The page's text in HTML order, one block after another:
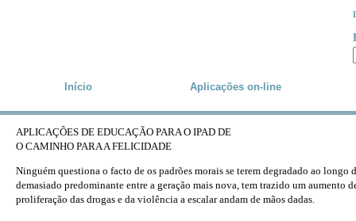
Início Aplicações on-line
APLICAÇÕES DE EDUCAÇÃO PARA O IPAD DE
O CAMINHO PARA A FELICIDADE
Ninguém questiona o facto de os padrões morais se terem degradado ao longo
demasiado predominante entre a geração mais nova, tem trazido um aumento
proliferação das drogas e da violência a escalar andam de mãos dadas.